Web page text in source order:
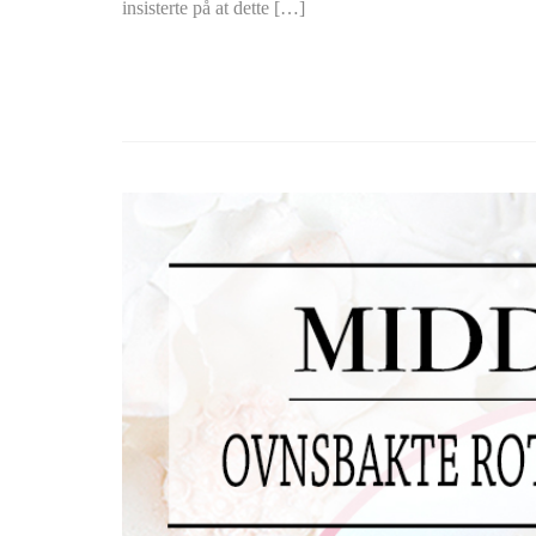
insisterte på at dette […]